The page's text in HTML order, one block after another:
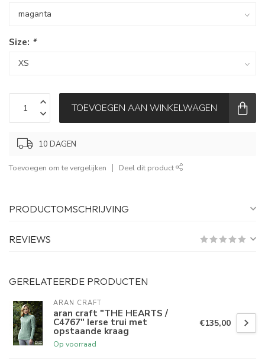
Size: *
TOEVOEGEN AAN WINKELWAGEN
10 DAGEN
Toevoegen om te vergelijken Deel dit product
PRODUCTOMSCHRIJVING
REVIEWS
GERELATEERDE PRODUCTEN
ARAN CRAFT
aran craft "THE HEARTS /
C4767" Ierse trui met
opstaande kraag
Op voorraad
€135,00